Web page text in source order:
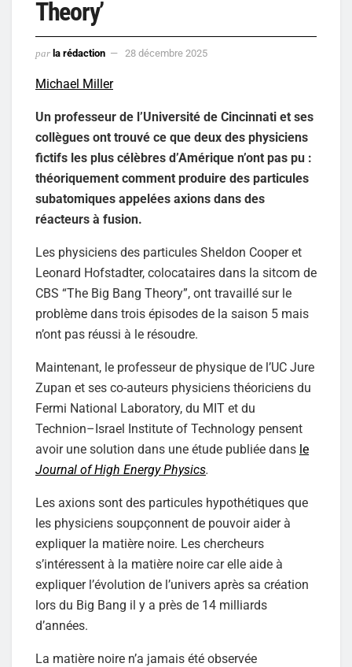
Theory’
par la rédaction 28 décembre 2025
Michael Miller
Un professeur de l’Université de Cincinnati et ses
collègues ont trouvé ce que deux des physiciens
fictifs les plus célèbres d’Amérique n’ont pas pu :
théoriquement comment produire des particules
subatomiques appelées axions dans des
réacteurs à fusion.
Les physiciens des particules Sheldon Cooper et
Leonard Hofstadter, colocataires dans la sitcom de
CBS “The Big Bang Theory”, ont travaillé sur le
problème dans trois épisodes de la saison 5 mais
n’ont pas réussi à le résoudre.
Maintenant, le professeur de physique de l’UC Jure
Zupan et ses co-auteurs physiciens théoriciens du
Fermi National Laboratory, du MIT et du
Technion–Israel Institute of Technology pensent
avoir une solution dans une étude publiée dans le
Journal of High Energy Physics.
Les axions sont des particules hypothétiques que
les physiciens soupçonnent de pouvoir aider à
expliquer la matière noire. Les chercheurs
s’intéressent à la matière noire car elle aide à
expliquer l’évolution de l’univers après sa création
lors du Big Bang il y a près de 14 milliards
d’années.
La matière noire n’a jamais été observée